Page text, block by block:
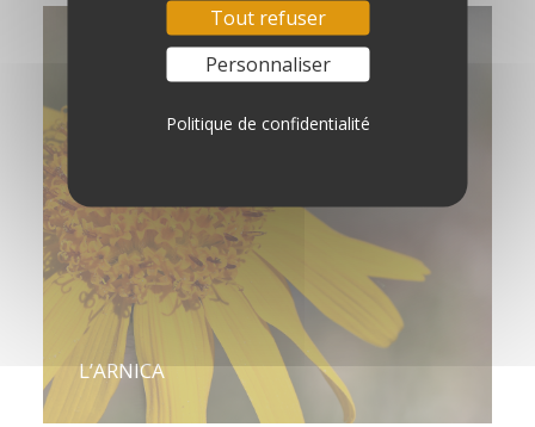
L’ARNICA
Tout refuser
Personnaliser
Politique de confidentialité